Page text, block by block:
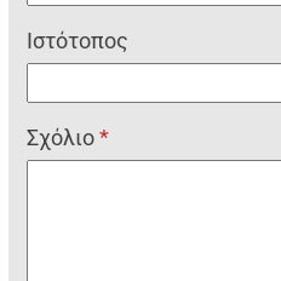
Ιστότοπος
Σχόλιο*